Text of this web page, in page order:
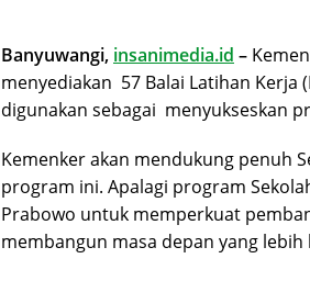
Banyuwangi, insanimedia.id –
menyediakan 57 Balai Latihan Kerja
digunakan sebagai menyukseskan
Kemenker akan mendukung penuh
program ini. Apalagi program
Prabowo untuk memperkuat
membangun masa depan yang